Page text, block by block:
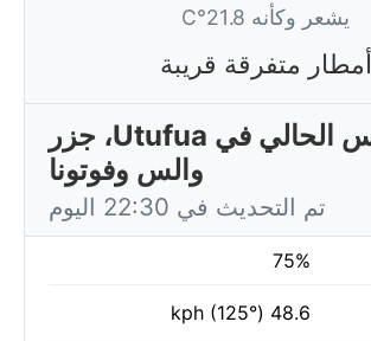
يشعر وكأنه 21.8°C
أمطار متفرقة قريبة
الطقس الحالي في Utufua، جزر
والس وفوتونا
تم التحديث في 22:30 اليوم
75%
48.6 kph (125°)